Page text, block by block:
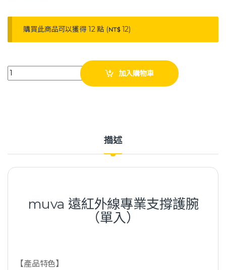
購買此商品可以獲得 12 點 (NT$12)
muva 遠紅外線專業支撐護腕（單入） 醫療護腕 護手腕 束帶 手腕加
加入購物車
描述
muva 遠紅外線專業支撐護腕
（單入）
【產品特色】